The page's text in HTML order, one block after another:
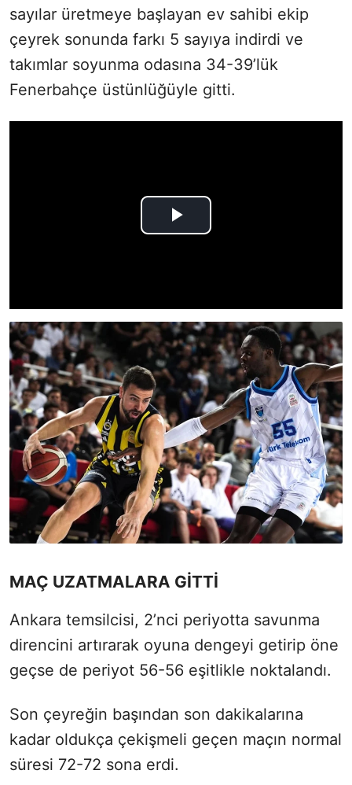
sayılar üretmeye başlayan ev sahibi ekip
çeyrek sonunda farkı 5 sayıya indirdi ve
takımlar soyunma odasına 34-39’lük
Fenerbahçe üstünlüğüyle gitti.
MAÇ UZATMALARA GİTTİ
Ankara temsilcisi, 2’nci periyotta savunma
direncini artırarak oyuna dengeyi getirip öne
geçse de periyot 56-56 eşitlikle noktalandı.
Son çeyreğin başından son dakikalarına
kadar oldukça çekişmeli geçen maçın normal
süresi 72-72 sona erdi.